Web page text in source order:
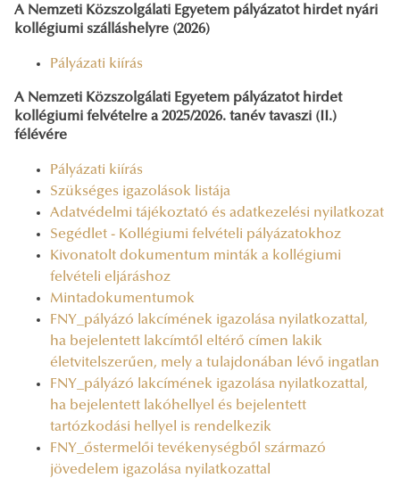
A Nemzeti Közszolgálati Egyetem pályázatot hirdet nyári
kollégiumi szálláshelyre (2026)
Pályázati kiírás
A Nemzeti Közszolgálati Egyetem pályázatot hirdet
kollégiumi felvételre a 2025/2026. tanév tavaszi (II.)
félévére
Pályázati kiírás
Szükséges igazolások listája
Adatvédelmi tájékoztató és adatkezelési nyilatkozat
Segédlet - Kollégiumi felvételi pályázatokhoz
Kivonatolt dokumentum minták a kollégiumi
felvételi eljáráshoz
Mintadokumentumok
FNY_pályázó lakcímének igazolása nyilatkozattal,
ha bejelentett lakcímtől eltérő címen lakik
életvitelszerűen, mely a tulajdonában lévő ingatlan
FNY_pályázó lakcímének igazolása nyilatkozattal,
ha bejelentett lakóhellyel és bejelentett
tartózkodási hellyel is rendelkezik
FNY_őstermelői tevékenységből származó
jövedelem igazolása nyilatkozattal